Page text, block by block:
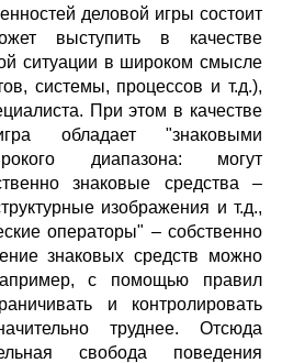
деловой игры состоит
выступить в качестве
ситуации в широком смысле
системы, процессов и т.д.),
При этом в качестве
обладает "знаковыми
диапазона: могут
знаковые средства –
изображения и т.д.,
операторы" – собственно
знаковых средств можно
с помощью правил
и контролировать
труднее. Отсюда
свобода поведения